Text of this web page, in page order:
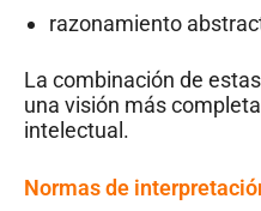
razonamiento
La combinación de
una visión más
intelectual.
Normas de